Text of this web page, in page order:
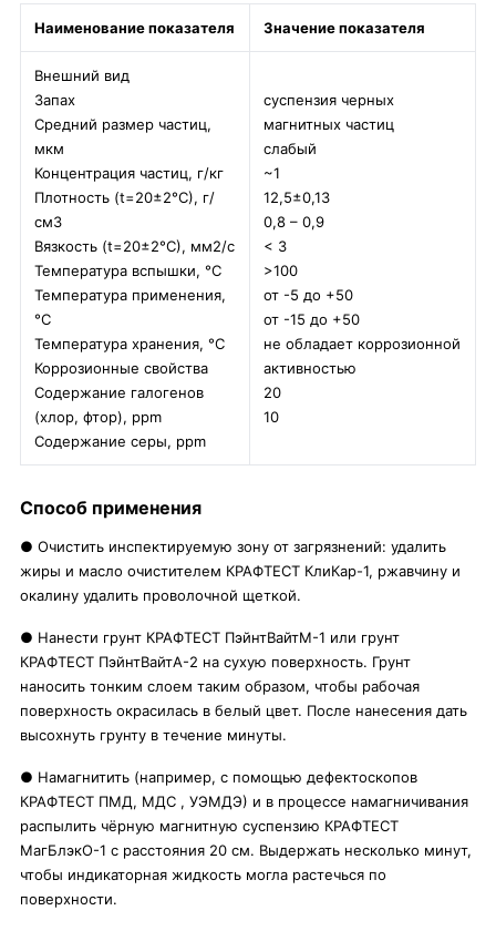
Наименование показателя Значение показателя
Внешний вид
Запах
Средний размер частиц,
мкм
Концентрация частиц, г/кг
Плотность (t=20±2°С), г/
см3
Вязкость (t=20±2°С), мм2/с
Температура вспышки, °C
Температура применения,
°C
Температура хранения, °C
Коррозионные свойства
Содержание галогенов
(хлор, фтор), ppm
Содержание серы, ppm
суспензия черных
магнитных частиц
слабый
~1
12,5±0,13
0,8 – 0,9
< 3
>100
от -5 до +50
от -15 до +50
не обладает коррозионной
активностью
20
10
Способ применения
● Очистить инспектируемую зону от загрязнений: удалить
жиры и масло очистителем КРАФТЕСТ КлиКар-1, ржавчину и
окалину удалить проволочной щеткой.
● Нанести грунт КРАФТЕСТ ПэйнтВайтМ-1 или грунт
КРАФТЕСТ ПэйнтВайтА-2 на сухую поверхность. Грунт
наносить тонким слоем таким образом, чтобы рабочая
поверхность окрасилась в белый цвет. После нанесения дать
высохнуть грунту в течение минуты.
● Намагнитить (например, с помощью дефектоскопов
КРАФТЕСТ ПМД, МДС , УЭМДЭ) и в процессе намагничивания
распылить чёрную магнитную суспензию КРАФТЕСТ
МагБлэкО-1 с расстояния 20 см. Выдержать несколько минут,
чтобы индикаторная жидкость могла растечься по
поверхности.